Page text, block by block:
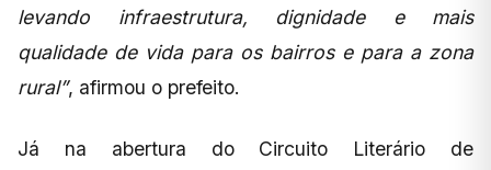
levando infraestrutura, dignidade e mais
qualidade de vida para os bairros e para a zona
rural”, afirmou o prefeito.
Já na abertura do Circuito Literário de